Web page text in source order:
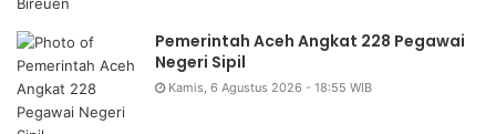
Pemerintah Aceh Angkat 228 Pegawai
Negeri Sipil
Kamis, 6 Agustus 2026 - 18:55 WIB